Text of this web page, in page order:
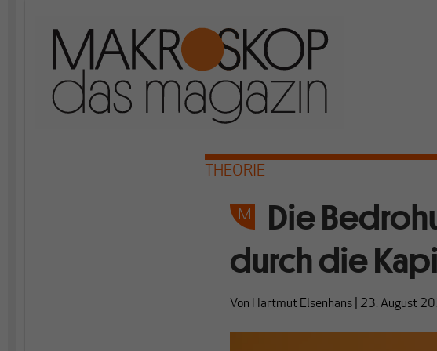
THEORIE
Die
durch die
Von Hartmut Elsenhans 23. August